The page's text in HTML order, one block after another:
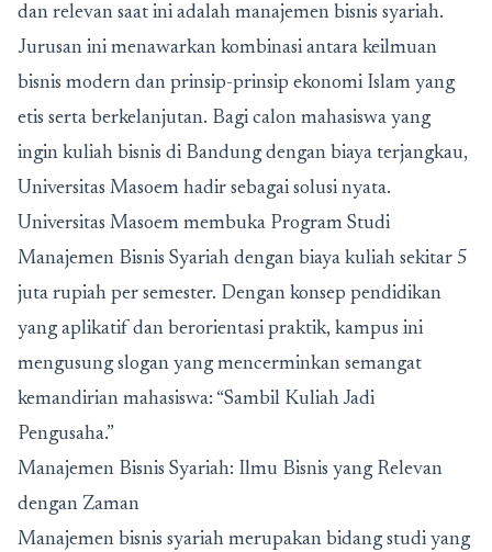
dan relevan saat ini adalah manajemen bisnis syariah.
Jurusan ini menawarkan kombinasi antara keilmuan
bisnis modern dan prinsip-prinsip ekonomi Islam yang
etis serta berkelanjutan. Bagi calon mahasiswa yang
ingin kuliah bisnis di Bandung dengan biaya terjangkau,
Universitas Masoem hadir sebagai solusi nyata.
Universitas Masoem membuka Program Studi
Manajemen Bisnis Syariah dengan biaya kuliah sekitar 5
juta rupiah per semester. Dengan konsep pendidikan
yang aplikatif dan berorientasi praktik, kampus ini
mengusung slogan yang mencerminkan semangat
kemandirian mahasiswa: “Sambil Kuliah Jadi
Pengusaha.”
Manajemen Bisnis Syariah: Ilmu Bisnis yang Relevan
dengan Zaman
Manajemen bisnis syariah merupakan bidang studi yang